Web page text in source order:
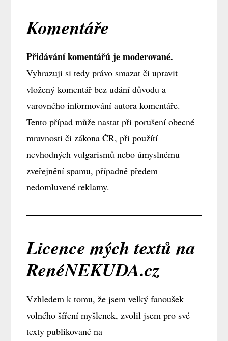
Komentáře
Přidávání komentářů je moderované.
Vyhrazuji si tedy právo smazat či upravit
vložený komentář bez udání důvodu a
varovného informování autora komentáře.
Tento případ může nastat při porušení obecné
mravnosti či zákona ČR, při použítí
nevhodných vulgarismů nebo úmyslnému
zveřejnění spamu, případně předem
nedomluvené reklamy.
Licence mých textů na
RenéNEKUDA.cz
Vzhledem k tomu, že jsem velký fanoušek
volného šíření myšlenek, zvolil jsem pro své
texty publikované na